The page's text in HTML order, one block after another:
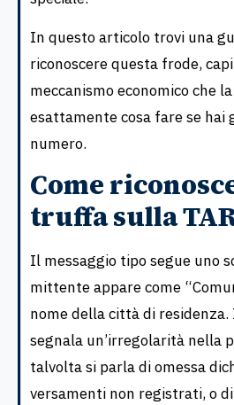
In questo articolo trovi una
riconoscere questa frode,
meccanismo economico che
esattamente cosa fare se hai
numero.
Come
truffa sulla
Il messaggio tipo segue uno
mittente appare come
nome della città di
segnala un’irregolarità nella
talvolta si parla di omessa
versamenti non registrati, o